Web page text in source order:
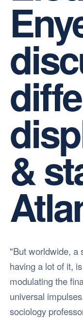
&
"But worldwide, a
having a lot of it,
modulating the
universal
sociology